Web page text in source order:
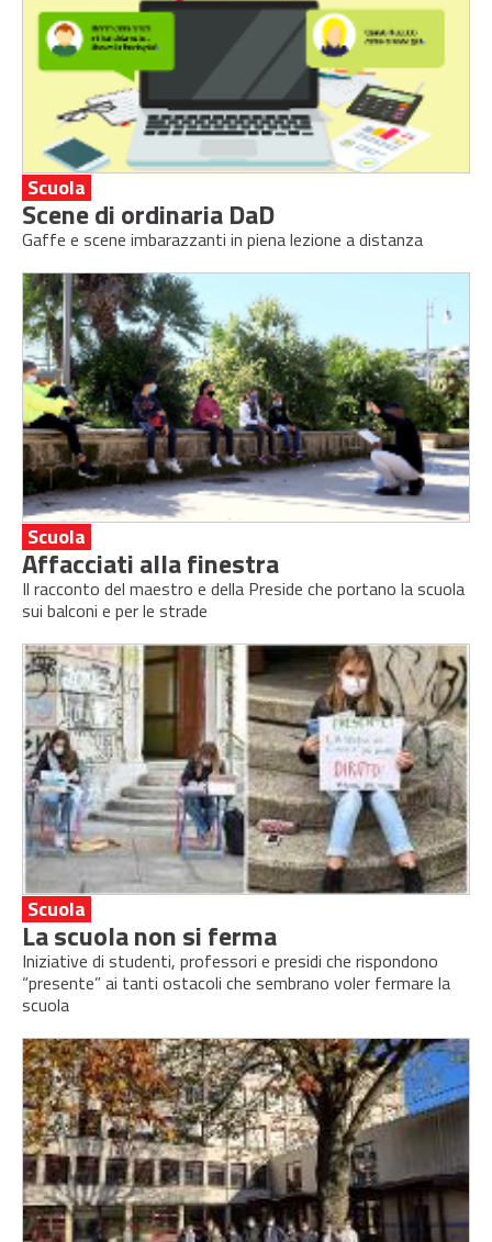
Scuola
Scene di ordinaria DaD
Gaffe e scene imbarazzanti in piena lezione a distanza
Scuola
Affacciati alla finestra
Il racconto del maestro e della Preside che portano la scuola
sui balconi e per le strade
Scuola
La scuola non si ferma
Iniziative di studenti, professori e presidi che rispondono
“presente” ai tanti ostacoli che sembrano voler fermare la
scuola